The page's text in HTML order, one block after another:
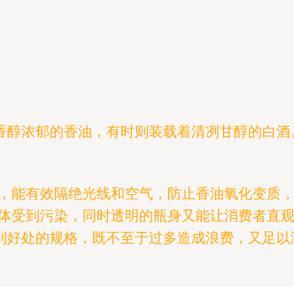
浓郁的香油，有时则装载着清冽甘醇的白
能有效隔绝光线和空气，防止香油氧化变质
受到污染，同时透明的瓶身又能让消费者直
处的规格，既不至于过多造成浪费，又足